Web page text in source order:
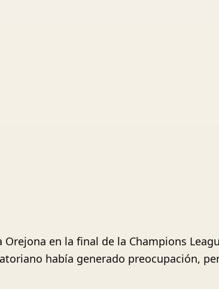
en la final de la Champions
había generado preocupación,